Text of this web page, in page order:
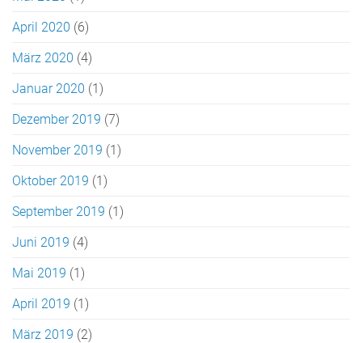
April 2020 (6)
März 2020 (4)
Januar 2020 (1)
Dezember 2019 (7)
November 2019 (1)
Oktober 2019 (1)
September 2019 (1)
Juni 2019 (4)
Mai 2019 (1)
April 2019 (1)
März 2019 (2)